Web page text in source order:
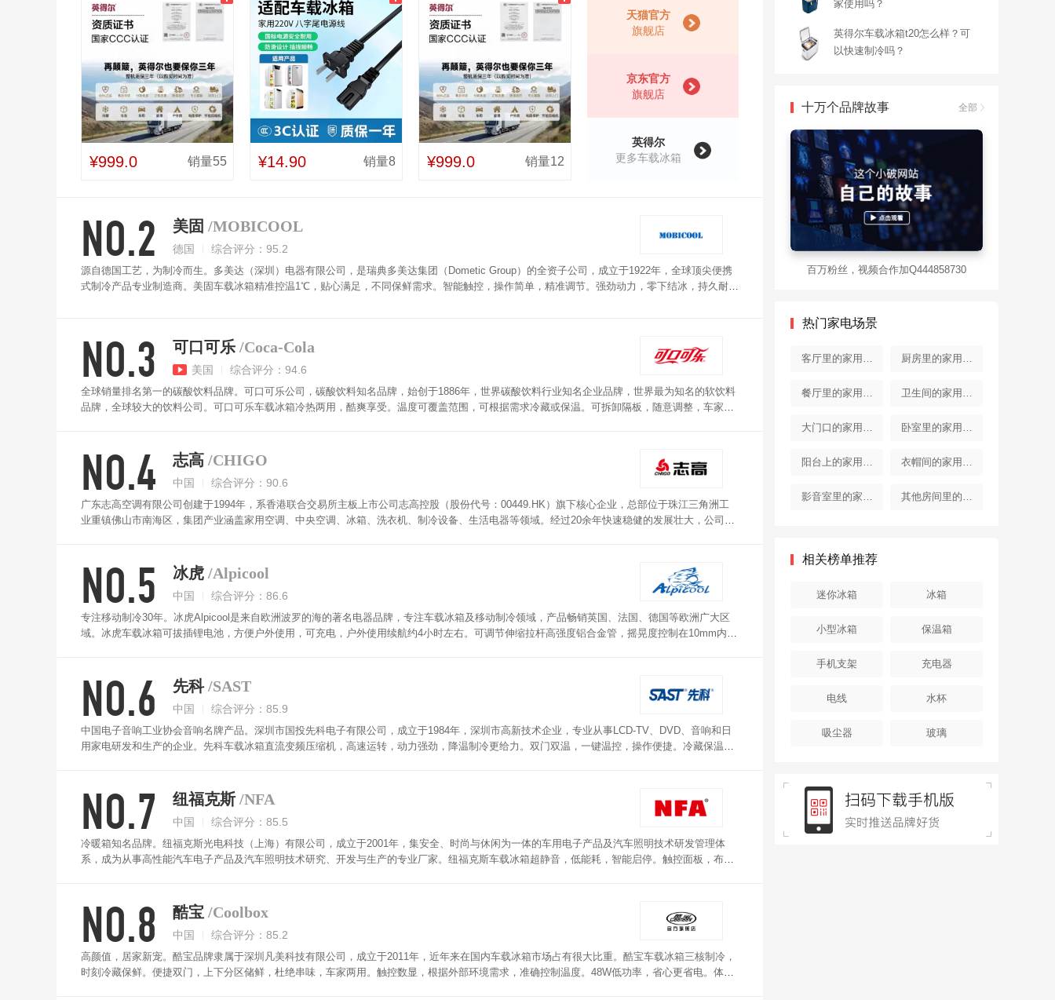
¥999.0 销量55 ¥14.90 销量8 ¥999.0 销量12
天猫官方
旗舰店
京东官方
旗舰店
英得尔
更多车载冰箱
NO.2 美固 /MOBICOOL
德国 综合评分：95.2
源自德国工艺，为制冷而生。多美达（深圳）电器有限公司，是瑞典多美达集团（Dometic Group）的全资子公司，成立于1922年，全球顶尖便携
式制冷产品专业制造商。美固车载冰箱精准控温1℃，贴心满足，不同保鲜需求。智能触控，操作简单，精准调节。强劲动力，零下结冰，持久耐
NO.3 可口可乐 /Coca-Cola
美国 综合评分：94.6
全球销量排名第一的碳酸饮料品牌。可口可乐公司，碳酸饮料知名品牌，始创于1886年，世界碳酸饮料行业知名企业品牌，世界最为知名的软饮料
品牌，全球较大的饮料公司。可口可乐车载冰箱冷热两用，酷爽享受。温度可覆盖范围，可根据需求冷藏或保温。可拆卸隔板，随意调整，车家两
NO.4 志高 /CHIGO
中国 综合评分：90.6
广东志高空调有限公司创建于1994年，系香港联合交易所主板上市公司志高控股（股份代号：00449.HK）旗下核心企业，总部位于珠江三角洲工
业重镇佛山市南海区，集团产业涵盖家用空调、中央空调、冰箱、洗衣机、制冷设备、生活电器等领域。经过20余年快速稳健的发展壮大，公司现
NO.5 冰虎 /Alpicool
中国 综合评分：86.6
专注移动制冷30年。冰虎Alpicool是来自欧洲波罗的海的著名电器品牌，专注车载冰箱及移动制冷领域，产品畅销英国、法国、德国等欧洲广大区
域。冰虎车载冰箱可拔插锂电池，方便户外使用，可充电，户外使用续航约4小时左右。可调节伸缩拉杆高强度铝合金管，摇晃度控制在10mm内。
NO.6 先科 /SAST
中国 综合评分：85.9
中国电子音响工业协会音响名牌产品。深圳市国投先科电子有限公司，成立于1984年，深圳市高新技术企业，专业从事LCD-TV、DVD、音响和日
用家电研发和生产的企业。先科车载冰箱直流变频压缩机，高速运转，动力强劲，降温制冷更给力。双门双温，一键温控，操作便捷。冷藏保温内
NO.7 纽福克斯 /NFA
中国 综合评分：85.5
冷暖箱知名品牌。纽福克斯光电科技（上海）有限公司，成立于2001年，集安全、时尚与休闲为一体的车用电子产品及汽车照明技术研发管理体
系，成为从事高性能汽车电子产品及汽车照明技术研究、开发与生产的专业厂家。纽福克斯车载冰箱超静音，低能耗，智能启停。触控面板，布局
NO.8 酷宝 /Coolbox
中国 综合评分：85.2
高颜值，居家新宠。酷宝品牌隶属于深圳凡美科技有限公司，成立于2011年，近年来在国内车载冰箱市场占有很大比重。酷宝车载冰箱三核制冷，
时刻冷藏保鲜。便捷双门，上下分区储鲜，杜绝串味，车家两用。触控数显，根据外部环境需求，准确控制温度。48W低功率，省心更省电。体积
家使用吗？
英得尔车载冰箱t20怎么样？可
以快速制冷吗？
十万个品牌故事 全部
百万粉丝，视频合作加Q444858730
热门家电场景
客厅里的家用电
器
厨房里的家用电
器
餐厅里的家用电
器
卫生间的家用电
器
大门口的家用电
器
卧室里的家用电
器
阳台上的家用电 衣帽间的家用电
器
影音室里的家用 其他房间里的家
相关榜单推荐
迷你冰箱 冰箱
小型冰箱 保温箱
手机支架 充电器
电线 水杯
吸尘器 玻璃